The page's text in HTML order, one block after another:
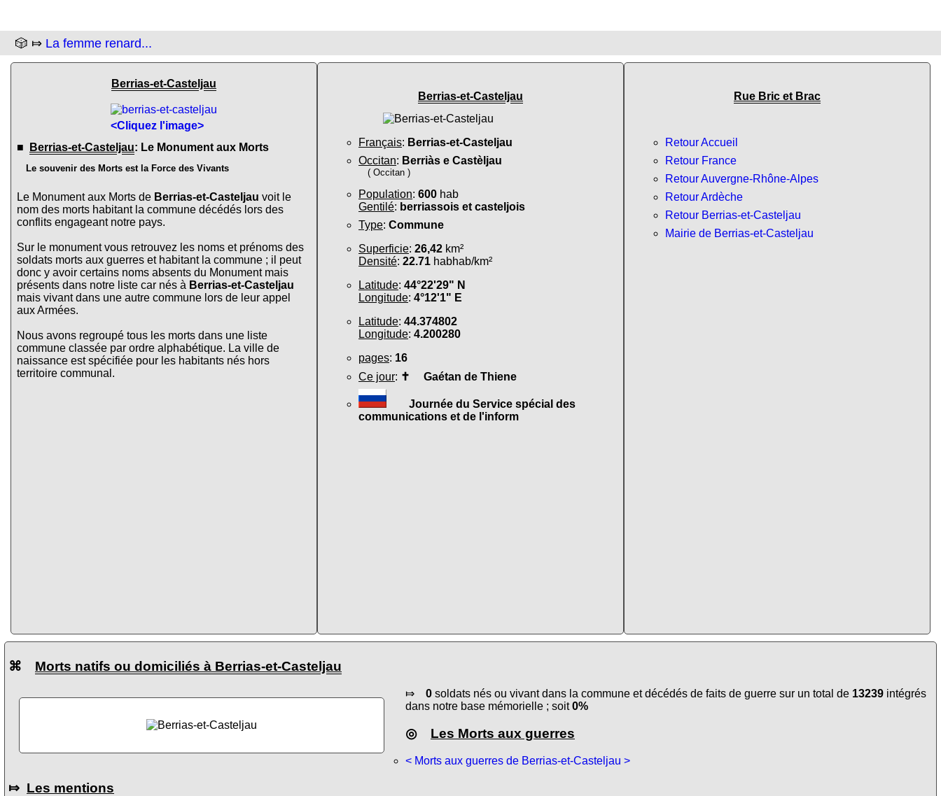
🎲 ⤇ La femme renard...
Berrias-et-Casteljau
<Cliquez l'image>
■
Berrias-et-Casteljau: Le Monument aux Morts
Le souvenir des Morts est la Force des Vivants
Le Monument aux Morts de Berrias-et-Casteljau voit le
nom des morts habitant la commune décédés lors des
conflits engageant notre pays.
Sur le monument vous retrouvez les noms et prénoms des
soldats morts aux guerres et habitant la commune ; il peut
donc y avoir certains noms absents du Monument mais
présents dans notre liste car nés à Berrias-et-Casteljau
mais vivant dans une autre commune lors de leur appel
aux Armées.
Nous avons regroupé tous les morts dans une liste
commune classée par ordre alphabétique. La ville de
naissance est spécifiée pour les habitants nés hors
territoire communal.
Berrias-et-Casteljau
Français: Berrias-et-Casteljau
Occitan: Berriàs e Castèljau
( Occitan )
Population: 600 hab
Gentilé: berriassois et casteljois
Type: Commune
Superficie: 26,42 km²
Densité: 22.71 habhab/km²
Latitude: 44°22'29" N
Longitude: 4°12'1" E
Latitude: 44.374802
Longitude: 4.200280
pages: 16
Ce jour: ✝ Gaétan de Thiene
Journée du Service spécial des
communications et de l'inform
Rue Bric et Brac
Retour Accueil
Retour France
Retour Auvergne-Rhône-Alpes
Retour Ardèche
Retour Berrias-et-Casteljau
Mairie de Berrias-et-Casteljau
⌘ Morts natifs ou domiciliés à Berrias-et-Casteljau
⤇ 0 soldats nés ou vivant dans la commune et décédés de faits de guerre sur un total de 13239 intégrés
dans notre base mémorielle ; soit0%
◎ Les Morts aux guerres
< Morts aux guerres de Berrias-et-Casteljau >
⤇ Les mentions